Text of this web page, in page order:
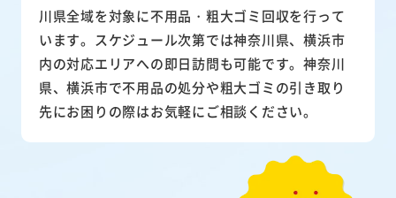
川県全域を対象に不用品・粗大ゴミ回収を行って
います。スケジュール次第では神奈川県、横浜市
内の対応エリアへの即日訪問も可能です。神奈川
県、横浜市で不用品の処分や粗大ゴミの引き取り
先にお困りの際はお気軽にご相談ください。